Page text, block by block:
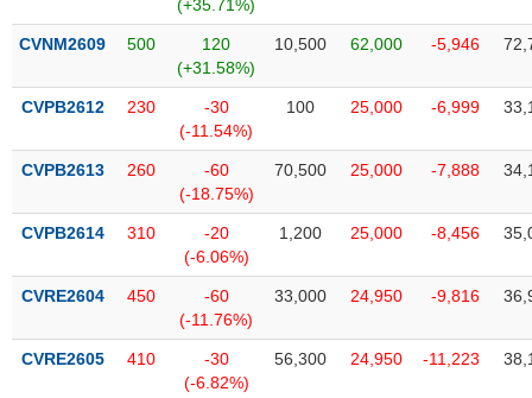
(+35.71%)
CVNM2609 500
120
(+31.58%)
10,500 62,000 -5,946
CVPB2612 230
-30
(-11.54%)
100 25,000 -6,999
CVPB2613 260
-60
(-18.75%)
70,500 25,000 -7,888
CVPB2614 310
-20
(-6.06%)
1,200 25,000 -8,456
CVRE2604 450
-60
(-11.76%)
33,000 24,950 -9,816
CVRE2605 410
-30
(-6.82%)
56,300 24,950 -11,223
Thuật
ngữ
vụ
(-)
tạo